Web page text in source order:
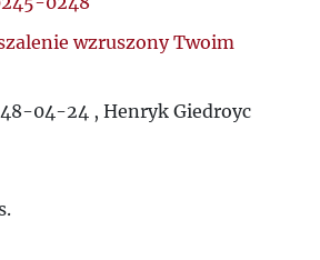
wzruszony Twoim
04-24 , Henryk Giedroyc